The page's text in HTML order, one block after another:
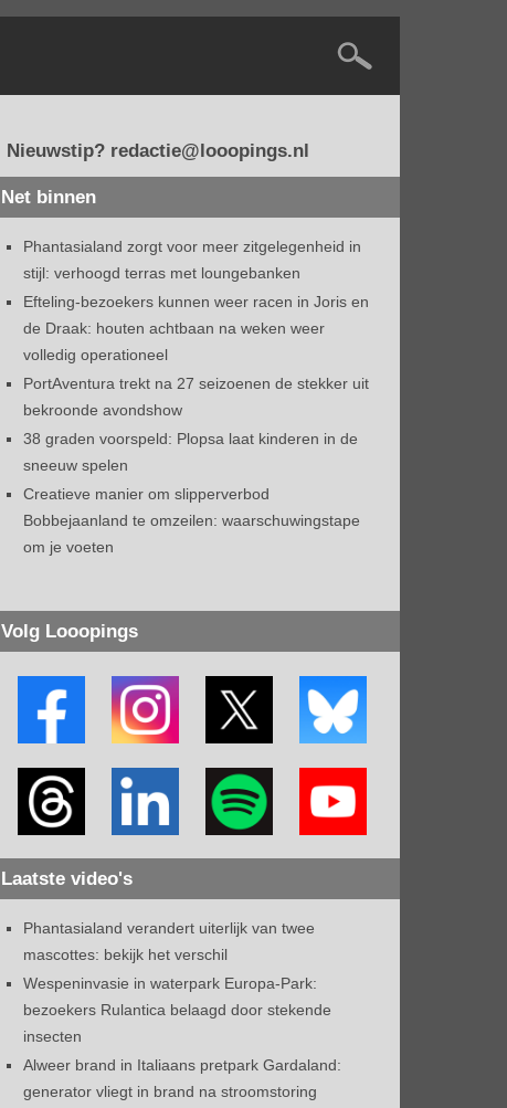
Nieuwstip? redactie@looopings.nl
Net binnen
Phantasialand zorgt voor meer zitgelegenheid in
stijl: verhoogd terras met loungebanken
Efteling-bezoekers kunnen weer racen in Joris en
de Draak: houten achtbaan na weken weer
volledig operationeel
PortAventura trekt na 27 seizoenen de stekker uit
bekroonde avondshow
38 graden voorspeld: Plopsa laat kinderen in de
sneeuw spelen
Creatieve manier om slipperverbod
Bobbejaanland te omzeilen: waarschuwingstape
om je voeten
Volg Looopings
Laatste video's
Phantasialand verandert uiterlijk van twee
mascottes: bekijk het verschil
Wespeninvasie in waterpark Europa-Park:
bezoekers Rulantica belaagd door stekende
insecten
Alweer brand in Italiaans pretpark Gardaland:
generator vliegt in brand na stroomstoring